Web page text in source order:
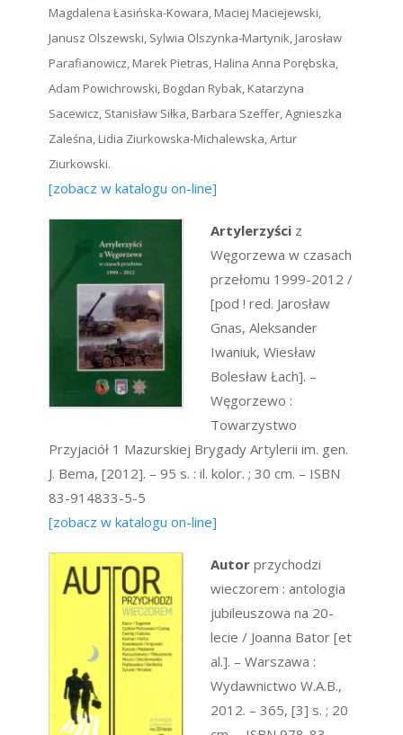
Magdalena Łasińska-Kowara, Maciej Maciejewski,
Janusz Olszewski, Sylwia Olszynka-Martynik, Jarosław
Parafianowicz, Marek Pietras, Halina Anna Porębska,
Adam Powichrowski, Bogdan Rybak, Katarzyna
Sacewicz, Stanisław Siłka, Barbara Szeffer, Agnieszka
Zaleśna, Lidia Ziurkowska-Michalewska, Artur
Ziurkowski.
[zobacz w katalogu on-line]
Artylerzyści z
Węgorzewa w czasach
przełomu 1999-2012 /
[pod ! red. Jarosław
Gnas, Aleksander
Iwaniuk, Wiesław
Bolesław Łach]. –
Węgorzewo :
Towarzystwo
Przyjaciół 1 Mazurskiej Brygady Artylerii im. gen.
J. Bema, [2012]. – 95 s. : il. kolor. ; 30 cm. – ISBN
83-914833-5-5
[zobacz w katalogu on-line]
Autor przychodzi
wieczorem : antologia
jubileuszowa na 20-
lecie / Joanna Bator [et
al.]. – Warszawa :
Wydawnictwo W.A.B.,
2012. – 365, [3] s. ; 20